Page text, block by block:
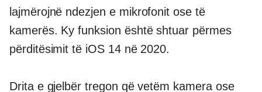
lajmërojnë ndezjen e mikrofonit ose të
kamerës. Ky funksion është shtuar përmes
përditësimit të iOS 14 në 2020.
Drita e gjelbër tregon që vetëm kamera ose